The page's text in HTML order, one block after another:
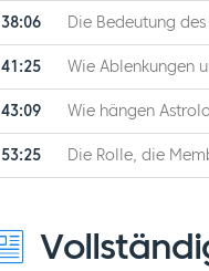
38:06 Die Bedeutung
41:25 Wie Ablenkungen
43:09 Wie hängen
53:25 Die Rolle, die